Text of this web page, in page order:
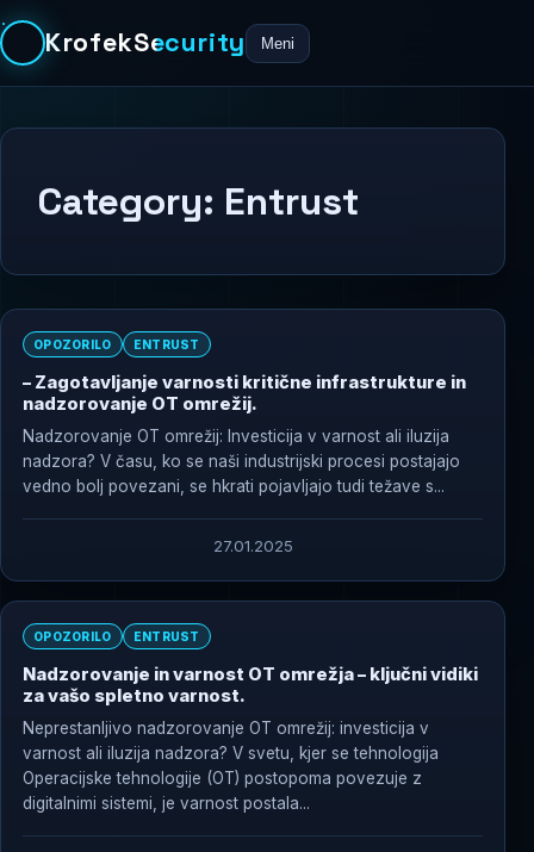
KrofekSecurity Meni
Category: Entrust
OPOZORILO ENTRUST
– Zagotavljanje varnosti kritične infrastrukture in
nadzorovanje OT omrežij.
Nadzorovanje OT omrežij: Investicija v varnost ali iluzija
nadzora? V času, ko se naši industrijski procesi postajajo
vedno bolj povezani, se hkrati pojavljajo tudi težave s...
27.01.2025
OPOZORILO ENTRUST
Nadzorovanje in varnost OT omrežja – ključni vidiki
za vašo spletno varnost.
Neprestanljivo nadzorovanje OT omrežij: investicija v
varnost ali iluzija nadzora? V svetu, kjer se tehnologija
Operacijske tehnologije (OT) postopoma povezuje z
digitalnimi sistemi, je varnost postala...